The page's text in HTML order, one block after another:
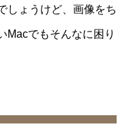
しょうけど、画像をち
Macでもそんなに困り